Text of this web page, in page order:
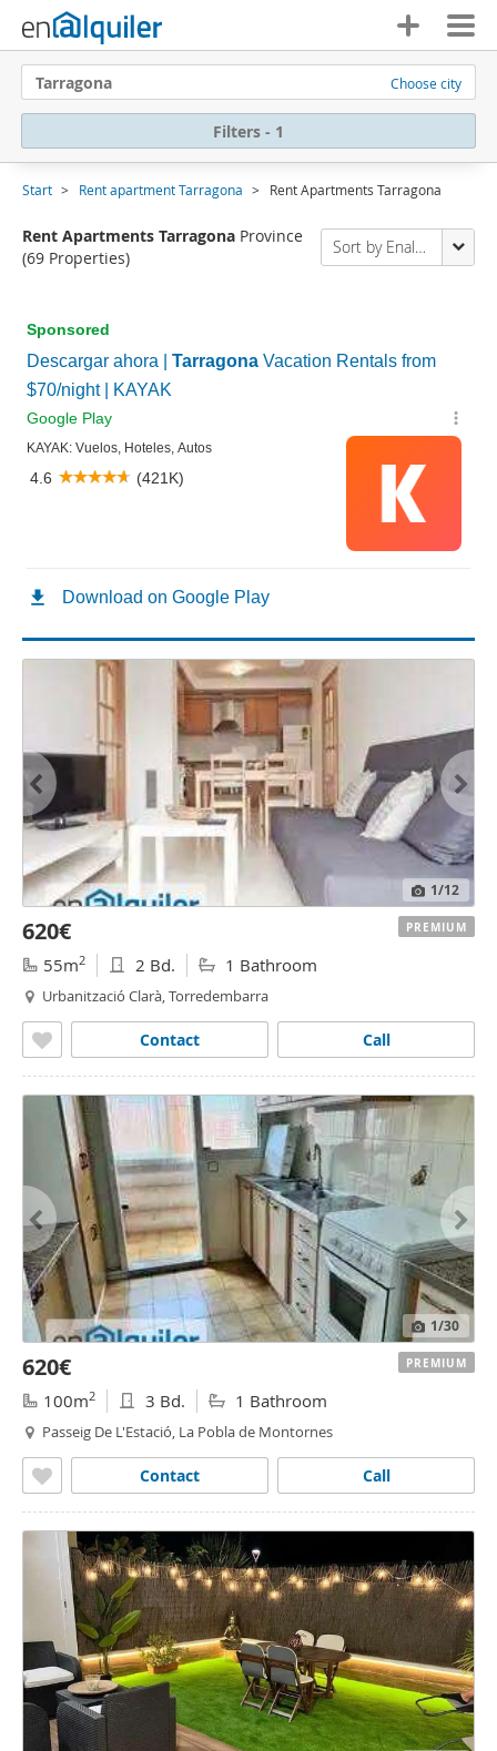
Tarragona Choose city
Filters - 1
Start Rent apartment Tarragona Rent Apartments Tarragona
Rent Apartments Tarragona Province
(69 Properties)
Sort by Enalquiler
1/12
620€
55m2 2 Bd. 1 Bathroom
Urbanització Clarà, Torredembarra
Call
Contact
PREMIUM
1/30
620€
100m2 3 Bd. 1 Bathroom
Passeig De L'Estació, La Pobla de Montornes
Call
Contact
PREMIUM